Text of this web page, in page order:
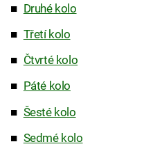
Druhé kolo
Třetí kolo
Čtvrté kolo
Páté kolo
Šesté kolo
Sedmé kolo